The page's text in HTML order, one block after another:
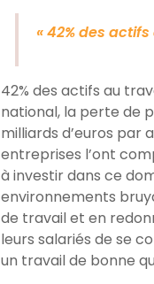
« 42% des
42% des actifs au
national, la perte de
milliards d’euros par
entreprises l’ont
à investir dans ce
environnements
de travailet en
leurs salariés de se
un travail de bonne